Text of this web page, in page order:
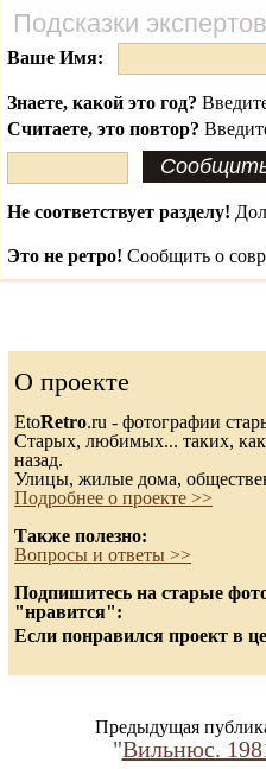
Подсказки экспертов
Ваше Имя:
Знаете, какой это год?
Считаете, это повтор?
Не соответствует разделу!
Это не ретро! Сообщить о
О проекте
EtoRetro.ru - фотографии
Старых, любимых... таких,
назад.
Улицы, жилые дома,
Подробнее о проекте >>
Также полезно:
Вопросы и ответы >>
Подпишитесь на старые
"нравится":
Если понравился проект в
Предыдущая
"Вильнюс.